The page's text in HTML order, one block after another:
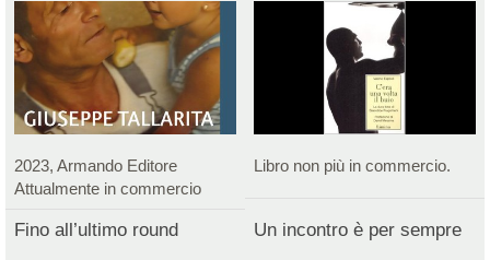
2023, Armando Editore
Attualmente in commercio
Libro non più in commercio.
Fino all’ultimo round Un incontro è per sempre